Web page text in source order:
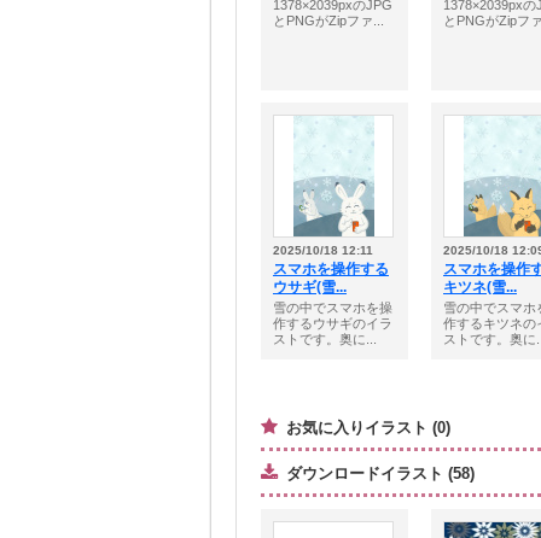
1378×2039pxのJPG
とPNGがZipファ...
1378×2039pxの
とPNGがZipフ
2025/10/18 12:11
スマホを操作する
ウサギ(雪...
雪の中でスマホを操
作するウサギのイラ
ストです。奥に...
2025/10/18
スマホを操作
キツネ(雪...
雪の中でスマホ
作するキツネの
ストです。奥に
お気に入りイラスト (0)
ダウンロードイラスト (58)